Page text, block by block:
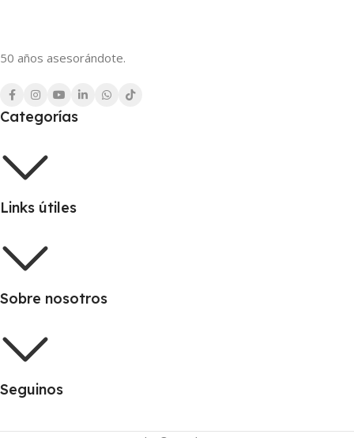
50 años asesorándote.
Categorías
Links útiles
Sobre nosotros
Seguinos